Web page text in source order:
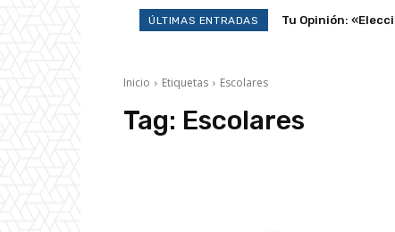
ÚLTIMAS ENTRADAS Tu Opinión:
Inicio Etiquetas Escolares
Tag: Escolares